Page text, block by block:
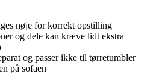
nøje for korrekt opstilling
og dele kan kræve lidt ekstra
og passer ikke til tørretumbler
på sofaen